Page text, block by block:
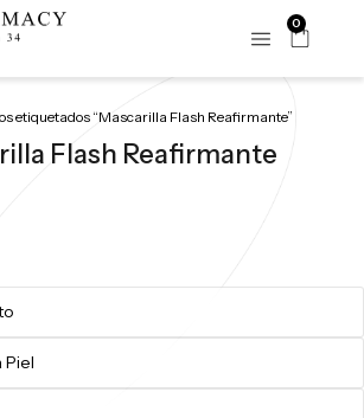
0
etiquetados “Mascarilla Flash Reafirmante”
Flash Reafirmante